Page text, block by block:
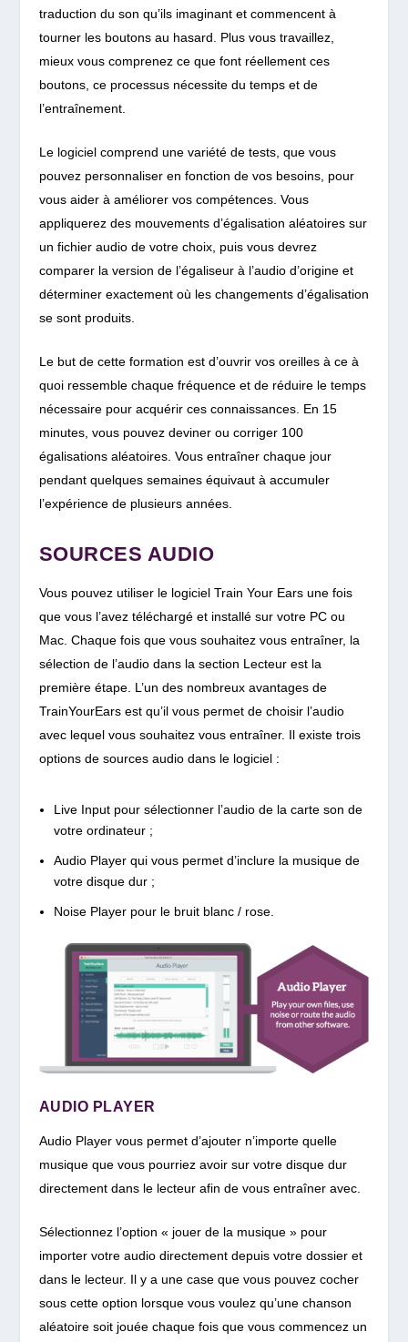
traduction du son qu’ils imaginant et commencent à
tourner les boutons au hasard. Plus vous travaillez,
mieux vous comprenez ce que font réellement ces
boutons, ce processus nécessite du temps et de
l’entraînement.
Le logiciel comprend une variété de tests, que vous
pouvez personnaliser en fonction de vos besoins, pour
vous aider à améliorer vos compétences. Vous
appliquerez des mouvements d’égalisation aléatoires sur
un fichier audio de votre choix, puis vous devrez
comparer la version de l’égaliseur à l’audio d’origine et
déterminer exactement où les changements d’égalisation
se sont produits.
Le but de cette formation est d’ouvrir vos oreilles à ce à
quoi ressemble chaque fréquence et de réduire le temps
nécessaire pour acquérir ces connaissances. En 15
minutes, vous pouvez deviner ou corriger 100
égalisations aléatoires. Vous entraîner chaque jour
pendant quelques semaines équivaut à accumuler
l’expérience de plusieurs années.
SOURCES AUDIO
Vous pouvez utiliser le logiciel Train Your Ears une fois
que vous l’avez téléchargé et installé sur votre PC ou
Mac. Chaque fois que vous souhaitez vous entraîner, la
sélection de l’audio dans la section Lecteur est la
première étape. L’un des nombreux avantages de
TrainYourEars est qu’il vous permet de choisir l’audio
avec lequel vous souhaitez vous entraîner. Il existe trois
options de sources audio dans le logiciel :
Live Input pour sélectionner l’audio de la carte son de
votre ordinateur ;
Audio Player qui vous permet d’inclure la musique de
votre disque dur ;
Noise Player pour le bruit blanc / rose.
AUDIO PLAYER
Audio Player vous permet d’ajouter n’importe quelle
musique que vous pourriez avoir sur votre disque dur
directement dans le lecteur afin de vous entraîner avec.
Sélectionnez l’option « jouer de la musique » pour
importer votre audio directement depuis votre dossier et
dans le lecteur. Il y a une case que vous pouvez cocher
sous cette option lorsque vous voulez qu’une chanson
aléatoire soit jouée chaque fois que vous commencez un